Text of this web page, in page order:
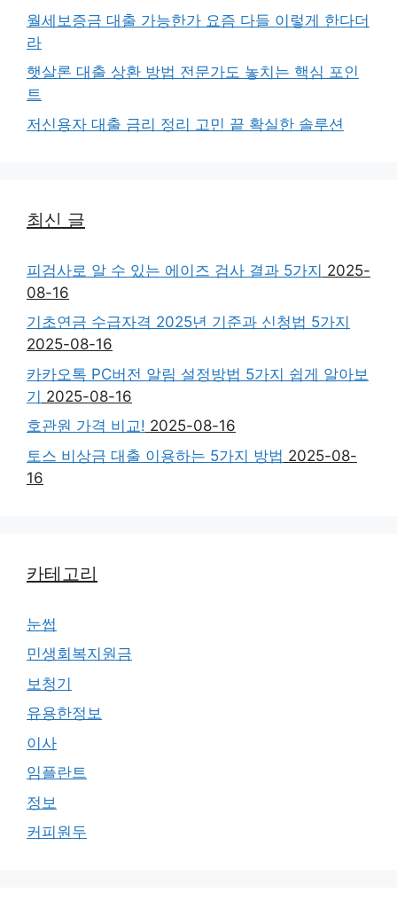
월세보증금 대출 가능한가 요즘 다들 이렇게 한다더
라
햇살론 대출 상환 방법 전문가도 놓치는 핵심 포인
트
저신용자 대출 금리 정리 고민 끝 확실한 솔루션
최신 글
피검사로 알 수 있는 에이즈 검사 결과 5가지 2025-
08-16
기초연금 수급자격 2025년 기준과 신청법 5가지
2025-08-16
카카오톡 PC버전 알림 설정방법 5가지 쉽게 알아보
기 2025-08-16
호관원 가격 비교! 2025-08-16
토스 비상금 대출 이용하는 5가지 방법 2025-08-
16
카테고리
눈썹
민생회복지원금
보청기
유용한정보
이사
임플란트
정보
커피원두